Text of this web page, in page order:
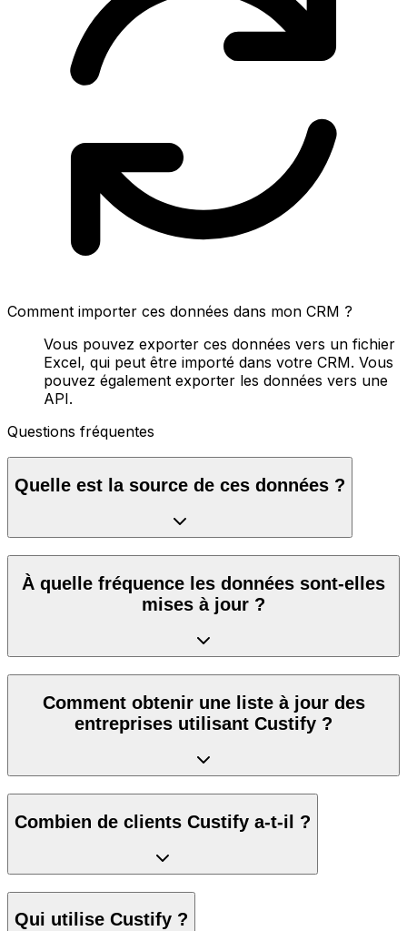
Comment importer ces données dans mon CRM ?
Vous pouvez exporter ces données vers un fichier
Excel, qui peut être importé dans votre CRM. Vous
pouvez également exporter les données vers une
API.
Questions fréquentes
Quelle est la source de ces données ?
À quelle fréquence les données sont-elles
mises à jour ?
Comment obtenir une liste à jour des
entreprises utilisant Custify ?
Combien de clients Custify a-t-il ?
Qui utilise Custify ?